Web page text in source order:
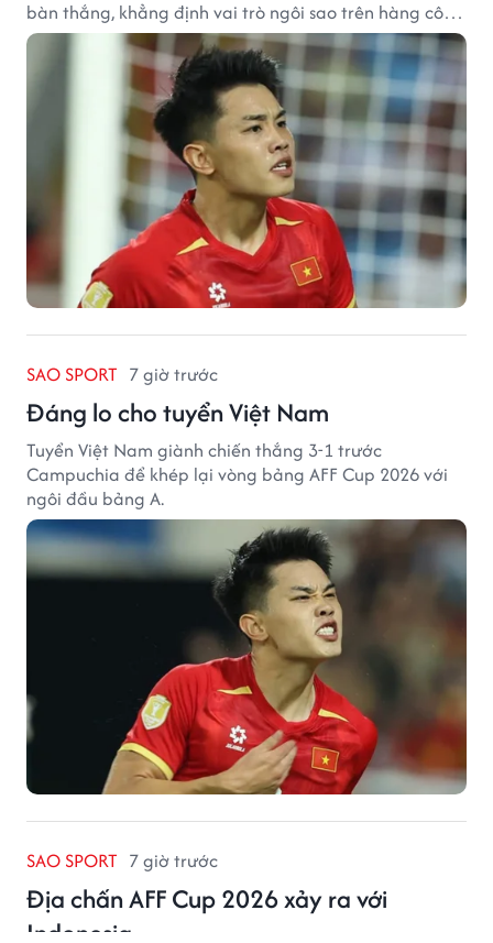
bàn thắng, khẳng định vai trò ngôi sao trên hàng công
tuyển Việt Nam.
SAO SPORT 7 giờ trước
Đáng lo cho tuyển Việt Nam
Tuyển Việt Nam giành chiến thắng 3-1 trước
Campuchia để khép lại vòng bảng AFF Cup 2026 với
ngôi đầu bảng A.
SAO SPORT 7 giờ trước
Địa chấn AFF Cup 2026 xảy ra với
Indonesia